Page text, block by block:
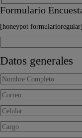
Formulario
[honeypot formularioregular]
Datos generales